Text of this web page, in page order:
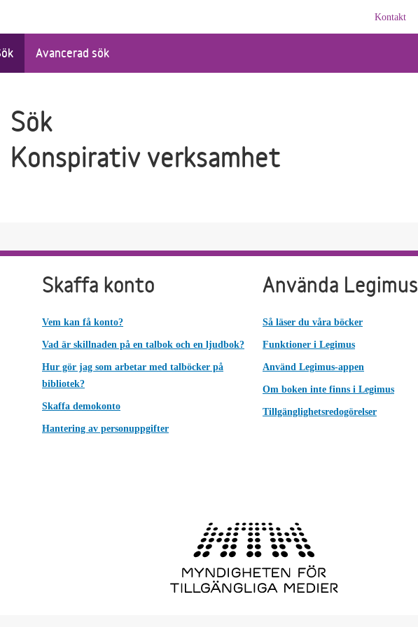
Kontakt
Avancerad sök
Sök
Konspirativ verksamhet
Skaffa konto
Vem kan få konto?
Vad är skillnaden på en talbok och en ljudbok?
Hur gör jag som arbetar med talböcker på
bibliotek?
Skaffa demokonto
Hantering av personuppgifter
Använda Legimus
Så läser du våra böcker
Funktioner i Legimus
Använd Legimus-appen
Om boken inte finns i Legimus
Tillgänglighetsredogörelser